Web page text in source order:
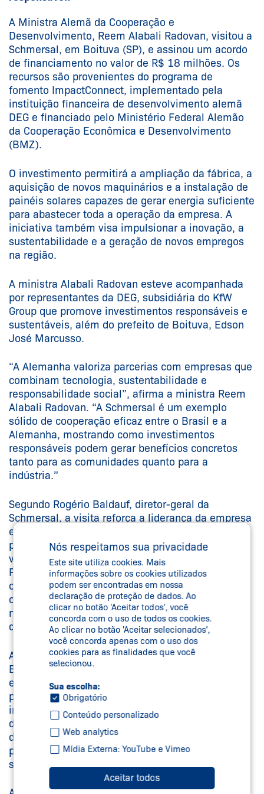
A Ministra Alemã da Cooperação e
Desenvolvimento, Reem Alabali Radovan, visitou a
Schmersal, em Boituva (SP), e assinou um acordo
de financiamento no valor de R$ 18 milhões. Os
recursos são provenientes do programa de
fomento ImpactConnect, implementado pela
instituição financeira de desenvolvimento alemã
DEG e financiado pelo Ministério Federal Alemão
da Cooperação Econômica e Desenvolvimento
(BMZ).
O investimento permitirá a ampliação da fábrica, a
aquisição de novos maquinários e a instalação de
painéis solares capazes de gerar energia suficiente
para abastecer toda a operação da empresa. A
iniciativa também visa impulsionar a inovação, a
sustentabilidade e a geração de novos empregos
na região.
A ministra Alabali Radovan esteve acompanhada
por representantes da DEG, subsidiária do KfW
Group que promove investimentos responsáveis e
sustentáveis, além do prefeito de Boituva, Edson
José Marcusso.
“A Alemanha valoriza parcerias com empresas que
combinam tecnologia, sustentabilidade e
responsabilidade social”, afirma a ministra Reem
Alabali Radovan. “A Schmersal é um exemplo
sólido de cooperação eficaz entre o Brasil e a
Alemanha, mostrando como investimentos
responsáveis podem gerar benefícios concretos
tanto para as comunidades quanto para a
indústria.”
Segundo Rogério Baldauf, diretor-geral da
Schmersal, a visita reforça a liderança da empresa
em sustentabilidade e inovação. “É uma honra
para a Schmersal ter sido a única empresa alemã
visitada pela ministra durante sua estadia em São
Paulo. Essa visita reflete nosso forte alinhamento
com os valores de sustentabilidade e evidencia
como o setor industrial do interior paulista é
moderno, inovador e essencial para o
desenvolvimento econômico do Brasil”, diz.
A membro do Conselho Executivo da DEG, Monika
Beck, acrescentou: “Com esse financiamento,
estamos apoiando uma empresa alemã de médio
porte que combina sua estratégia de crescimento
internacional com metas de ESG claramente
definidas. Isso nos permite demonstrar como o
desenvolvimento industrial, a inclusão social e a
proteção climática podem estar interligadas com
sucesso.”
Nós respeitamos sua privacidade
Este site utiliza cookies. Mais
informações sobre os cookies utilizados
podem ser encontradas em nossa
declaração de proteção de dados. Ao
clicar no botão 'Aceitar todos', você
concorda com o uso de todos os cookies.
Ao clicar no botão 'Aceitar selecionados',
você concorda apenas com o uso dos
cookies para as finalidades que você
selecionou.
Sua escolha:
Obrigatório
Conteúdo personalizado
Web analytics
Mídia Externa: YouTube e Vimeo
Aceitar todos